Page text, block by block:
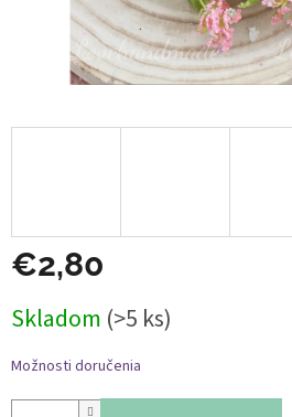
€2,80
cena:
Skladom (>5 ks)
Možnosti doručenia